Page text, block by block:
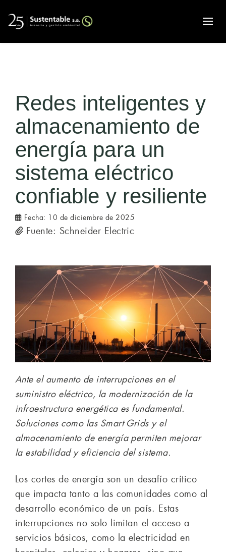
Redes inteligentes y
almacenamiento de
energía para un
sistema eléctrico
confiable y resiliente
Fecha: 10 de diciembre de 2025
Fuente: Schneider Electric
Ante el aumento de interrupciones en el
suministro eléctrico, la modernización de la
infraestructura energética es fundamental.
Soluciones como las Smart Grids y el
almacenamiento de energía permiten mejorar
la estabilidad y eficiencia del sistema.
Los cortes de energía son un desafío crítico
que impacta tanto a las comunidades como al
desarrollo económico de un país. Estas
interrupciones no solo limitan el acceso a
servicios básicos, como la electricidad en